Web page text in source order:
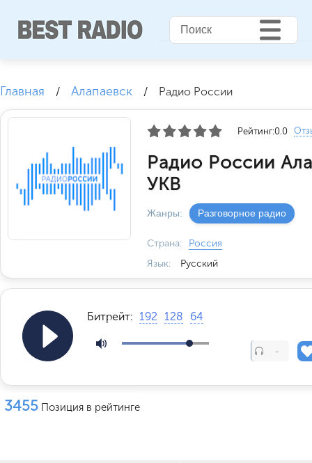
Главная / Алапаевск / Радио России
Рейтинг:0.0
Радио России
УКВ
Жанры: Разговорное радио
Страна:
Россия
Язык:
Русский
Битрейт: 192 128 64
-
3455 Позиция в рейтинге